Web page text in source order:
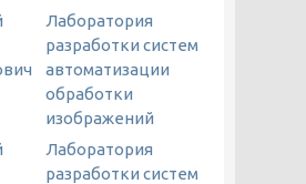
Лаборатория
разработки систем
автоматизации
обработки
изображений
Лаборатория
разработки систем